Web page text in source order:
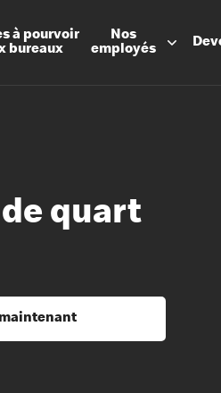
à pourvoir
bureaux
Nos
employés
de quart